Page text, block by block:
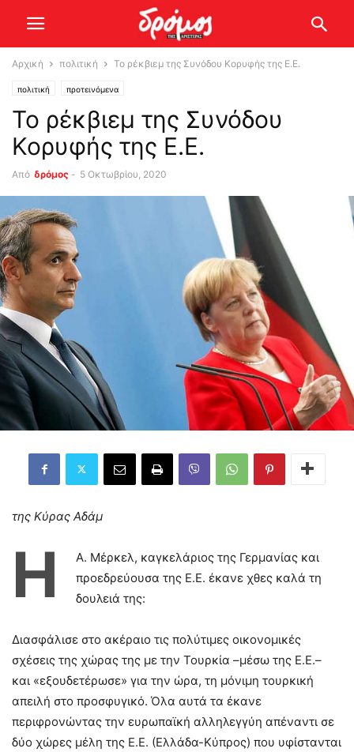
Αρχική πολιτική Το ρέκβιεμ της Συνόδου Κορυφής της Ε.Ε.
πολιτική προτεινόμενα
Το ρέκβιεμ της Συνόδου
Κορυφής της Ε.Ε.
Από δρόμος - 5 Οκτωβρίου, 2020
της Κύρας Αδάμ
Η
Α. Μέρκελ, καγκελάριος της Γερμανίας και
προεδρεύουσα της Ε.Ε. έκανε χθες καλά τη
δουλειά της:
Διασφάλισε στο ακέραιο τις πολύτιμες οικονομικές
σχέσεις της χώρας της με την Τουρκία –μέσω της Ε.Ε.–
και «εξουδετέρωσε» για την ώρα, τη μόνιμη τουρκική
απειλή στο προσφυγικό. Όλα αυτά τα έκανε
περιφρονώντας την ευρωπαϊκή αλληλεγγύη απέναντι σε
δύο χώρες μέλη της Ε.Ε. (Ελλάδα-Κύπρος) που υφίστανται